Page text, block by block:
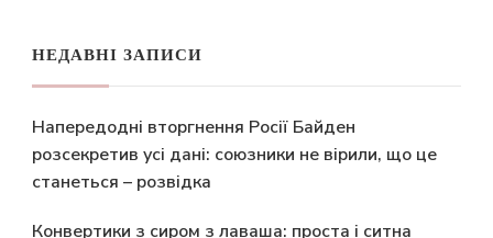
НЕДАВНІ ЗАПИСИ
Напередодні вторгнення Росії Байден
розсекретив усі дані: союзники не вірили, що це
станеться – розвідка
Конвертики з сиром з лаваша: проста і ситна